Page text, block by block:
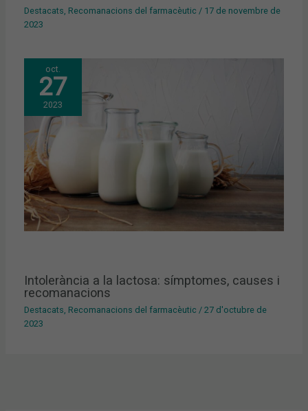
Destacats Recomanacions del farmacèutic / 17 de novembre de
2023
oct.
27
2023
Intolerància a la lactosa: símptomes, causes i
recomanacions
Destacats, Recomanacions del farmacèutic /27 d'octubre de
2023